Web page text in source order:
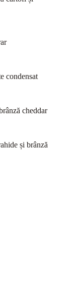
condensat
cheddar
și brânză